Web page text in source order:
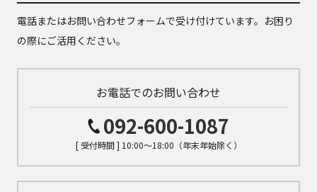
電話またはお問い合わせフォームで受け付けています。お困り
の際にご活用ください。
お電話でのお問い合わせ
092-600-1087
[ 受付時間 ] 10:00～18:00（年末年始除く）